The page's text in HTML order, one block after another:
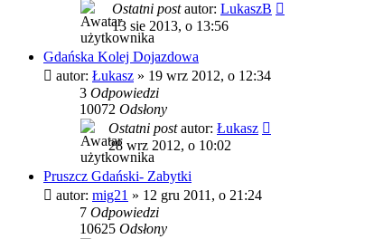
Ostatni postautor: LukaszB
13 sie 2013, o 13:56
Gdańska Kolej Dojazdowa
autor: Łukasz » 19 wrz 2012, o 12:34
3 Odpowiedzi
10072 Odsłony
Ostatni postautor: Łukasz
28 wrz 2012, o 10:02
Pruszcz Gdański- Zabytki
autor: mig21 » 12 gru 2011, o 21:24
7 Odpowiedzi
10625 Odsłony